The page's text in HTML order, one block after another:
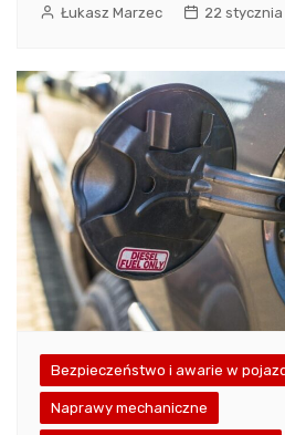
Łukasz Marzec 22
Bezpieczeństwo i awarie w
Naprawy mechaniczne